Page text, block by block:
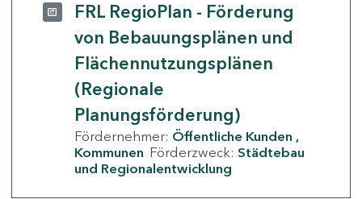
FRL RegioPlan - Förderung
von Bebauungsplänen und
Flächennutzungsplänen
(Regionale
Planungsförderung)
Fördernehmer: Öffentliche Kunden
Kommunen Förderzweck: Städtebau
und Regionalentwicklung